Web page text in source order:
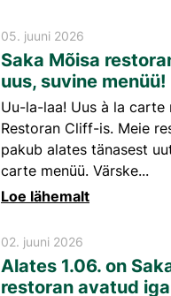
05. juuni 2026
Saka Mõisa
uus, suvine menüü!
Uu-la-laa! Uus à la carte
Restoran Cliff-is. Meie
pakub alates tänasest
carte menüü. Värske...
Loe lähemalt
02. juuni 2026
Alates 1.06. on
restoran avatud